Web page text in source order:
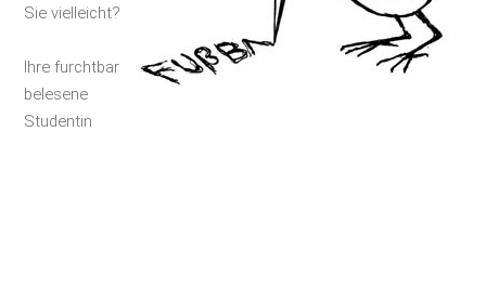
Sie vielleicht?
Ihre furchtbar
belesene
Studentin